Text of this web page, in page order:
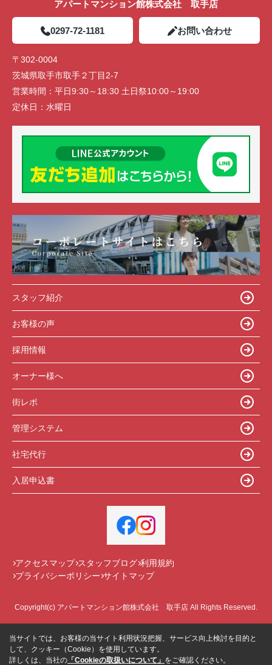
アパートマンション館株式会社 取手店
0297-72-1181 お問い合わせ
〒302-0004
茨城県取手市取手２丁目2-7
営業時間： 平日9:30～18:30 土日祭10:00～19:00
定休日： 水曜日
スタッフ紹介
お客様の声
採用情報
オーナー様へ
街レポ
管理システム
社宅代行
入居申込書
アクセスマップ スタッフブログ 利用規約
プライバシーポリシー サイトマップ
Copyright(c) アパートマンション館株式会社 取手店 All Rights Reserved.
当サイトでは、お客様の当サイト利用状況把握、サービス向上検討を目的と
して、クッキー（Cookie）を使用しています。
詳しくは、当社の 「Cookieの取扱いについて」 をご確認ください。